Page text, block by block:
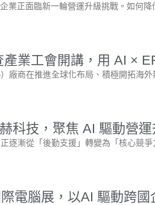
業正面臨新一輪營運升級挑戰。如何
業工會開講，用 AI ×
廠商在推進全球化布局、積極開拓海
科技，聚焦 AI 驅動營
逐漸從「後勤支援」轉變為「核心競
電腦展，以AI 驅動跨